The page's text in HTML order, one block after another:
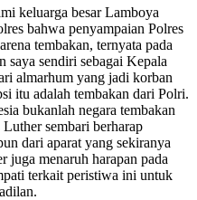
keluarga besar Lamboya
bahwa penyampaian Polres
tembakan, ternyata pada
saya sendiri sebagai Kepala
almarhum yang jadi korban
itu adalah tembakan dari Polri.
bukanlah negara tembakan
sembari berharap
dari aparat yang sekiranya
juga menaruh harapan pada
terkait peristiwa ini untuk